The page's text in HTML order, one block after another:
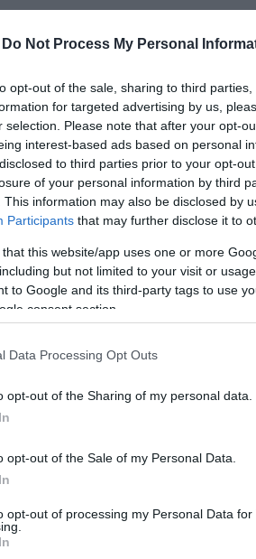
Do Not Process My Personal
opt-out of the sale, sharing to third
for targeted advertising by us,
selection. Please note that after your opt-
interest-based ads based on personal
to third parties prior to your opt-
of your personal information by third
This information may also be disclosed by
Participants that may further disclose it to
that this website/app uses one or more
but not limited to your visit or
to Google and its third-party tags to use
consent section.
Data Processing Opt Outs
opt-out of the Sharing of my personal data.
opt-out of the Sale of my Personal Data.
opt-out of processing my Personal Data for
να υποτιμούν την «Ένωση». Μακάρι αυτό
Σιβηρία.